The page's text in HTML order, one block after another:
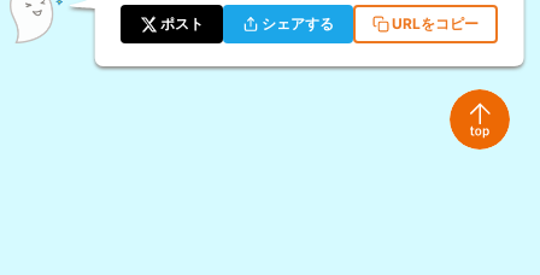
ポスト シェアする URLをコピー